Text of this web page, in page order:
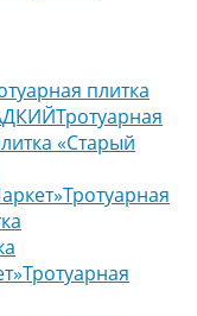
плитка
Тротуарная
«Старый
Тротуарная
Тротуарная